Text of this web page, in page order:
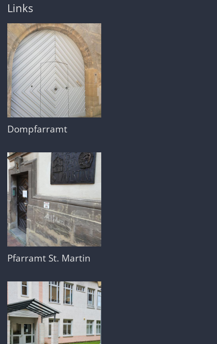
Links
Dompfarramt
Pfarramt St. Martin